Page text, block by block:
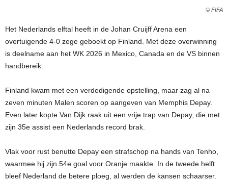
© FIFA
Het Nederlands elftal heeft in de Johan Cruijff Arena een
overtuigende 4-0 zege geboekt op Finland. Met deze overwinning
is deelname aan het WK 2026 in Mexico, Canada en de VS binnen
handbereik.
Finland kwam met een verdedigende opstelling, maar zag al na
zeven minuten Malen scoren op aangeven van Memphis Depay.
Even later kopte Van Dijk raak uit een vrije trap van Depay, die met
zijn 35e assist een Nederlands record brak.
Vlak voor rust benutte Depay een strafschop na hands van Tenho,
waarmee hij zijn 54e goal voor Oranje maakte. In de tweede helft
bleef Nederland de betere ploeg, al werden de kansen schaarser.